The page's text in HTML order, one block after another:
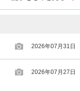
2026年07月31日
2026年07月27日